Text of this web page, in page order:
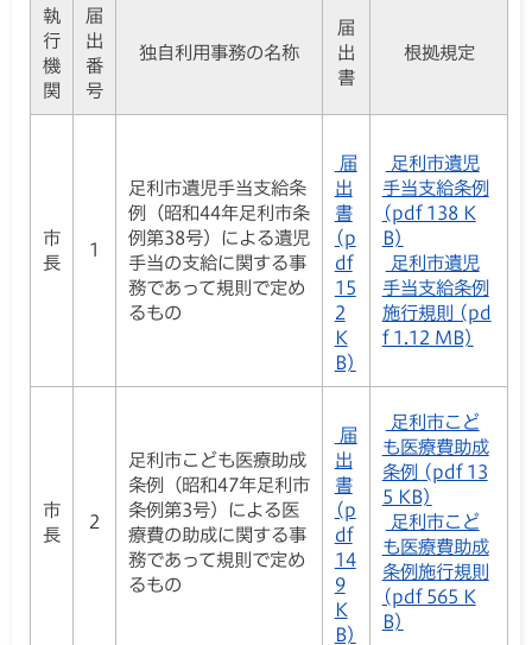
執
行
機
関
届
出
番
号
独自利用事務の名称
届
出
書
根拠規定
市
長
1
足利市遺児手当支給条
例（昭和44年足利市条
例第38号）による遺児
手当の支給に関する事
務であって規則で定め
るもの
届
出
書
(p
df
15
2
K
B)
足利市遺児
手当支給条例
(pdf 138 K
B)
足利市遺児
手当支給条例
施行規則 (pd
f 1.12 MB)
市
長
2
足利市こども医療助成
条例（昭和47年足利市
条例第3号）による医
療費の助成に関する事
務であって規則で定め
るもの
届
出
書
(p
df
14
9
K
B)
足利市こど
も医療費助成
条例 (pdf 13
5 KB)
足利市こど
も医療費助成
条例施行規則
(pdf 565 K
B)